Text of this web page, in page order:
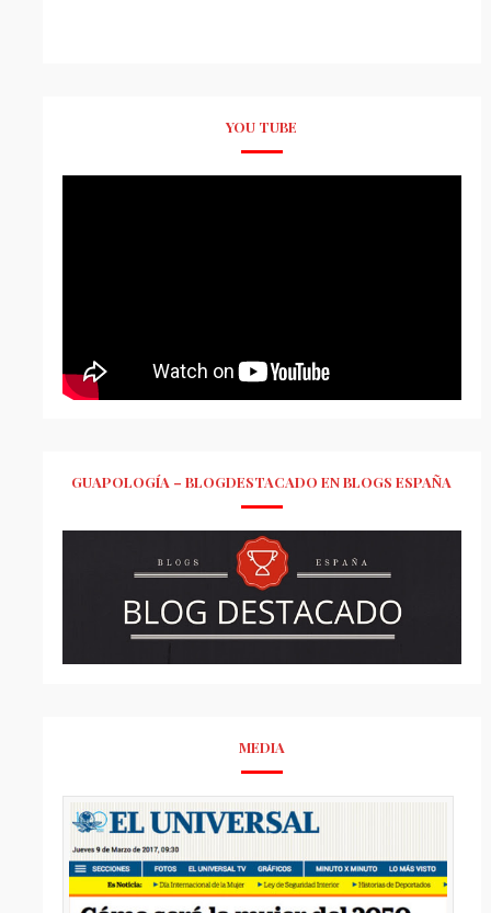
YOU TUBE
GUAPOLOGÍA – BLOGDESTACADO EN BLOGS ESPAÑA
MEDIA